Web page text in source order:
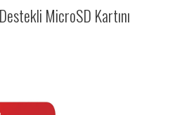
MicroSD Kartını